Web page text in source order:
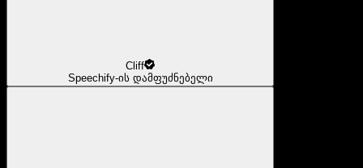
Cliff
Speechify-ის დამფუძნებელი